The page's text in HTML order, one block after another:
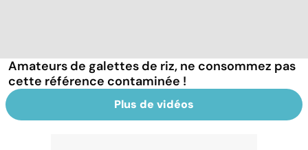
Amateurs de galettes de riz, ne consommez pas
cette référence contaminée !
Plus de vidéos